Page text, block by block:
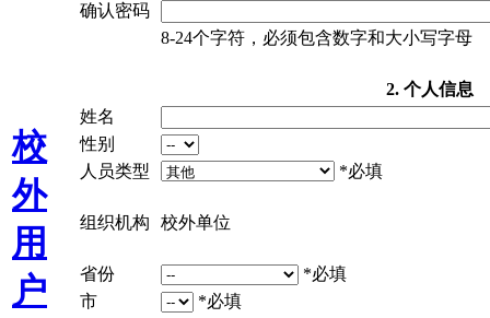
校
外
用
户
确认密码
8-24个字符，必须包含数字和大小写字母
2. 个人信息
姓名
性别
人员类型
*必填
组织机构 校外单位
省份
*必填
市
*必填